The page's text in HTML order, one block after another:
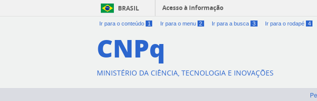
BRASIL Acesso à informação
Ir para o conteúdo 1 Ir para o menu 2 Ir para a busca 3 Ir para o rodapé 4
CNPq
MINISTÉRIO DA CIÊNCIA, TECNOLOGIA E INOVAÇÕES